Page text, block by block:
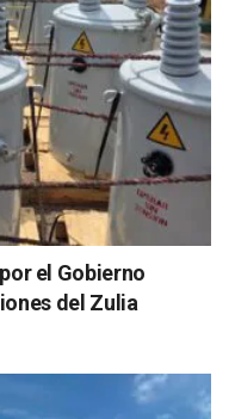
el Gobierno
del Zulia